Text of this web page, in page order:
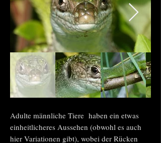
Adulte männliche Tiere haben ein etwas
einheitlicheres Aussehen (obwohl es auch
hier Variationen gibt), wobei der Rücken